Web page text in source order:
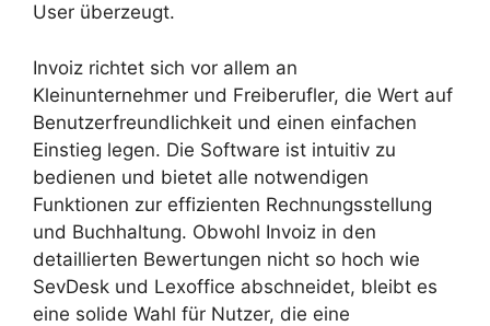
User überzeugt.
Invoiz richtet sich vor allem an
Kleinunternehmer und Freiberufler, die Wert auf
Benutzerfreundlichkeit und einen einfachen
Einstieg legen. Die Software ist intuitiv zu
bedienen und bietet alle notwendigen
Funktionen zur effizienten Rechnungsstellung
und Buchhaltung. Obwohl Invoiz in den
detaillierten Bewertungen nicht so hoch wie
SevDesk und Lexoffice abschneidet, bleibt es
eine solide Wahl für Nutzer, die eine